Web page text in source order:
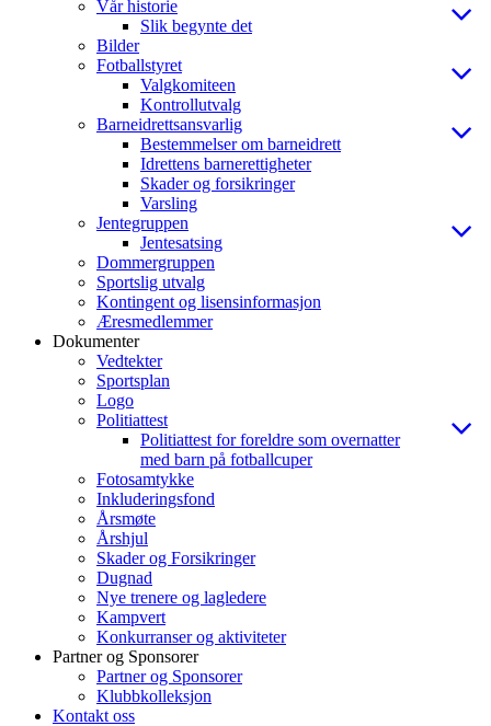
Vår historie
Slik begynte det
Bilder
Fotballstyret
Valgkomiteen
Kontrollutvalg
Barneidrettsansvarlig
Bestemmelser om barneidrett
Idrettens barnerettigheter
Skader og forsikringer
Varsling
Jentegruppen
Jentesatsing
Dommergruppen
Sportslig utvalg
Kontingent og lisensinformasjon
Æresmedlemmer
Dokumenter
Vedtekter
Sportsplan
Logo
Politiattest
Politiattest for foreldre som overnatter
med barn på fotballcuper
Fotosamtykke
Inkluderingsfond
Årsmøte
Årshjul
Skader og Forsikringer
Dugnad
Nye trenere og lagledere
Kampvert
Konkurranser og aktiviteter
Partner og Sponsorer
Partner og Sponsorer
Klubbkolleksjon
Kontakt oss